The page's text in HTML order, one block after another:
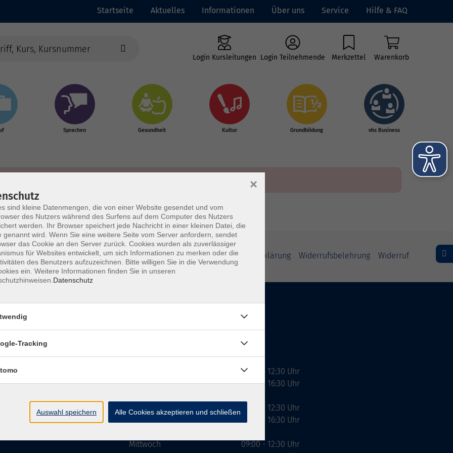
Startseite Aktuelles Informationen Über uns Service Hilfe & FAQ
Login Kursleitungen Login Teilnehmende Merkzettel Warenkorb
Sprachen Gesundheit Kultur Grundbildung vhs Business
Impressum AGBs Datenschutzerklärung Barrierefreiheitserklärung Widerrufsbelehrung Widerruf
e. V.
Dienstag
Mittwoch
09:00 - 12:30 Uhr
13:00 - 16:30 Uhr
10:00 - 12:30 Uhr
13:00 - 16:30 Uhr
09:00 - 12:30 Uhr
sind kleine Datenmengen, die von einer Website gesendet und vom
des Nutzers während des Surfens auf dem Computer des Nutzers
werden. Ihr Browser speichert jede Nachricht in einer kleinen Datei, die
genannt wird. Wenn Sie eine weitere Seite vom Server anfordern, sendet
das Cookie an den Server zurück. Cookies wurden als zuverlässiger
für Websites entwickelt, um sich Informationen zu merken oder die
des Benutzers aufzuzeichnen. Bitte willigen Sie in die Verwendung
ein. Weitere Informationen finden Sie in unseren
Datenschutz
×
Tracking
Auswahl speichern Alle Cookies akzeptieren und schließen